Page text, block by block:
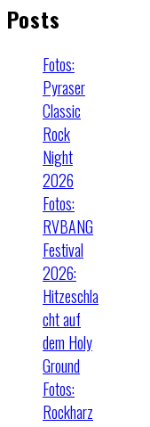
Posts
Fotos:
Pyraser
Classic
Rock
Night
2026
Fotos:
RVBANG
Festival
2026:
Hitzeschla
cht auf
dem Holy
Ground
Fotos:
Rockharz